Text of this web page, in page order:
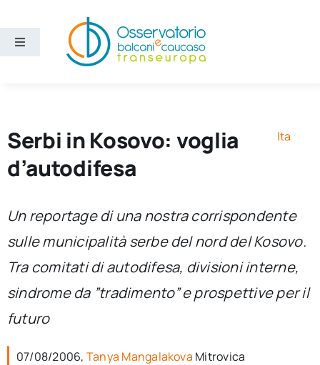
contenuto
Toggle
Ricerca e divulgazione
Sezioni
Chi siamo
per:
Serbi in Kosovo: voglia
d’autodifesa
Ita
Un reportage di una nostra corrispondente
sulle municipalità serbe del nord del Kosovo.
Tra comitati di autodifesa, divisioni interne,
sindrome da ”tradimento” e prospettive per il
futuro
07/08/2006, Tanya Mangalakova Mitrovica